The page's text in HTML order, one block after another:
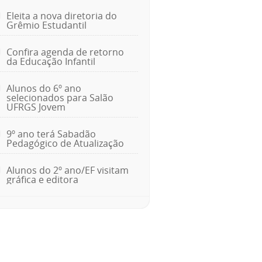
Eleita a nova diretoria do
Grêmio Estudantil
Confira agenda de retorno
da Educação Infantil
Alunos do 6º ano
selecionados para Salão
UFRGS Jovem
9º ano terá Sabadão
Pedagógico de Atualização
Alunos do 2º ano/EF visitam
gráfica e editora